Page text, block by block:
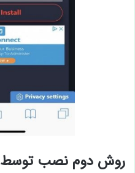
روش دوم نصب توسط Cydia Impactor